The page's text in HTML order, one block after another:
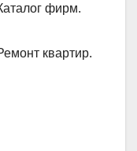
фирм.
квартир.